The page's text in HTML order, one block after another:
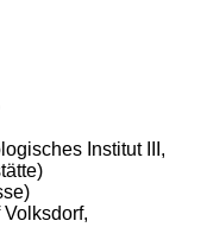
Institut III,